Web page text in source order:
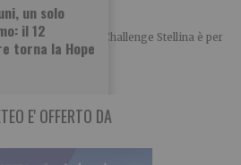
un solo
il 12
torna la Hope
e Mompantero
edizione del Challenge Stellina è per
E' OFFERTO DA